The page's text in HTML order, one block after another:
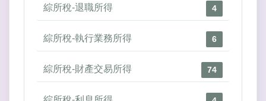
綜所稅-退職所得 4
綜所稅-執行業務所得 6
綜所稅-財產交易所得 74